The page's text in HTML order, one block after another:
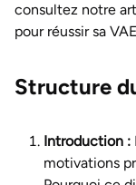
consultez notre
pour réussir sa
Structure
Introduction :
motivations